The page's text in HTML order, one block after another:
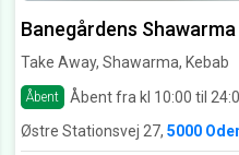
Banegårdens Shawarma
Take Away, Shawarma, Kebab
Åbent Åbent fra kl 10:00 til
Østre Stationsvej 27, 5000